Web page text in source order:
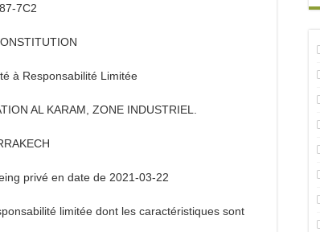
7C2
à Responsabilité Limitée
AL KARAM, ZONE INDUSTRIEL.
privé en date de 2021-03-22
limitée dont les caractéristiques sont